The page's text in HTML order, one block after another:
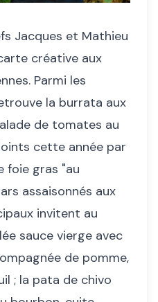
Jacques et Mathieu
créative aux
Parmi les
la burrata aux
de tomates au
cette année par
foie gras "au
assaisonnés aux
invitent au
sauce vierge avec
de pomme,
; la pata de chivo